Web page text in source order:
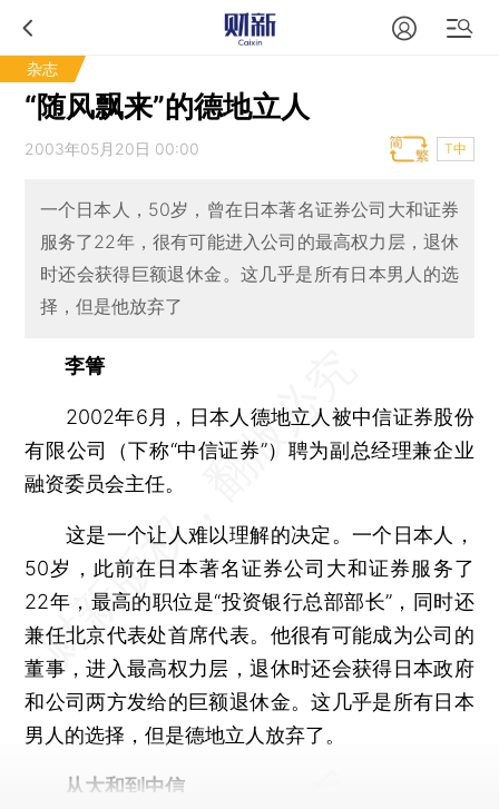
杂志
“随风飘来”的德地立人
2003年05月20日 00:00 T中
一个日本人，50岁，曾在日本著名证券公司大和证券
服务了22年，很有可能进入公司的最高权力层，退休
时还会获得巨额退休金。这几乎是所有日本男人的选
择，但是他放弃了
李箐
2002年6月，日本人德地立人被中信证券股份
有限公司（下称“中信证券”）聘为副总经理兼企业
融资委员会主任。
这是一个让人难以理解的决定。一个日本人，
50岁，此前在日本著名证券公司大和证券服务了
22年，最高的职位是“投资银行总部部长”，同时还
兼任北京代表处首席代表。他很有可能成为公司的
董事，进入最高权力层，退休时还会获得日本政府
和公司两方发给的巨额退休金。这几乎是所有日本
男人的选择，但是德地立人放弃了。
从大和到中信